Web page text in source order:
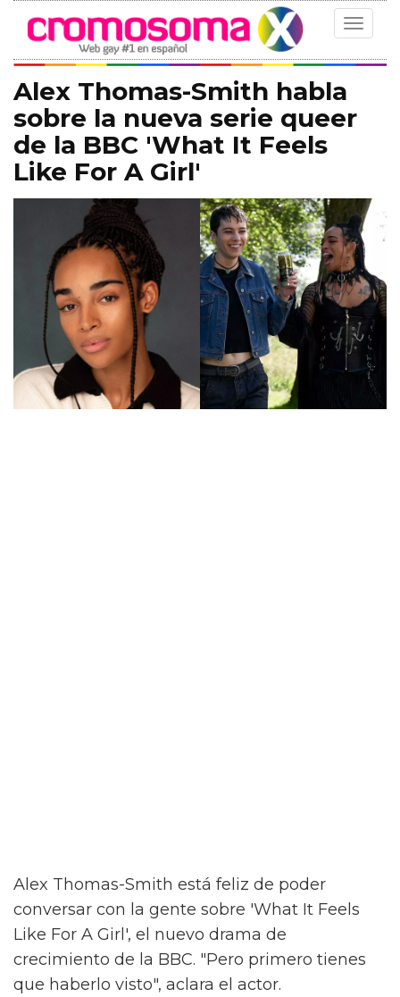
Toggle
Alex Thomas-Smith habla
sobre la nueva serie queer
de la BBC 'What It Feels
Like For A Girl'
Alex Thomas-Smith está feliz de poder
conversar con la gente sobre 'What It Feels
Like For A Girl', el nuevo drama de
crecimiento de la BBC. "Pero primero tienes
que haberlo visto", aclara el actor.